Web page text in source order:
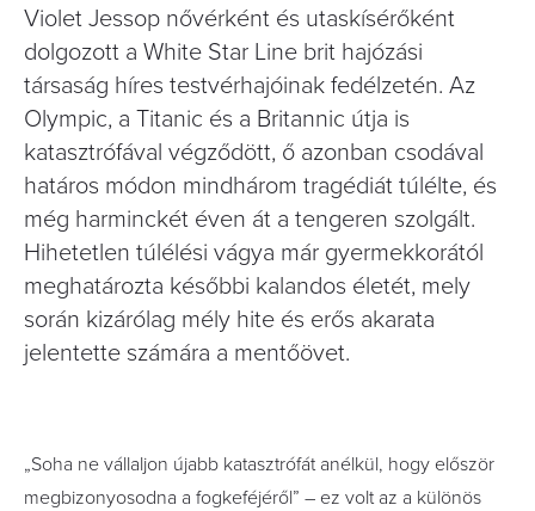
Violet Jessop nővérként és utaskísérőként
dolgozott a White Star Line brit hajózási
társaság híres testvérhajóinak fedélzetén. Az
Olympic, a Titanic és a Britannic útja is
katasztrófával végződött, ő azonban csodával
határos módon mindhárom tragédiát túlélte, és
még harminckét éven át a tengeren szolgált.
Hihetetlen túlélési vágya már gyermekkorától
meghatározta későbbi kalandos életét, mely
során kizárólag mély hite és erős akarata
jelentette számára a mentőövet.
„Soha ne vállaljon újabb katasztrófát anélkül, hogy először
megbizonyosodna a fogkeféjéről” – ez volt az a különös